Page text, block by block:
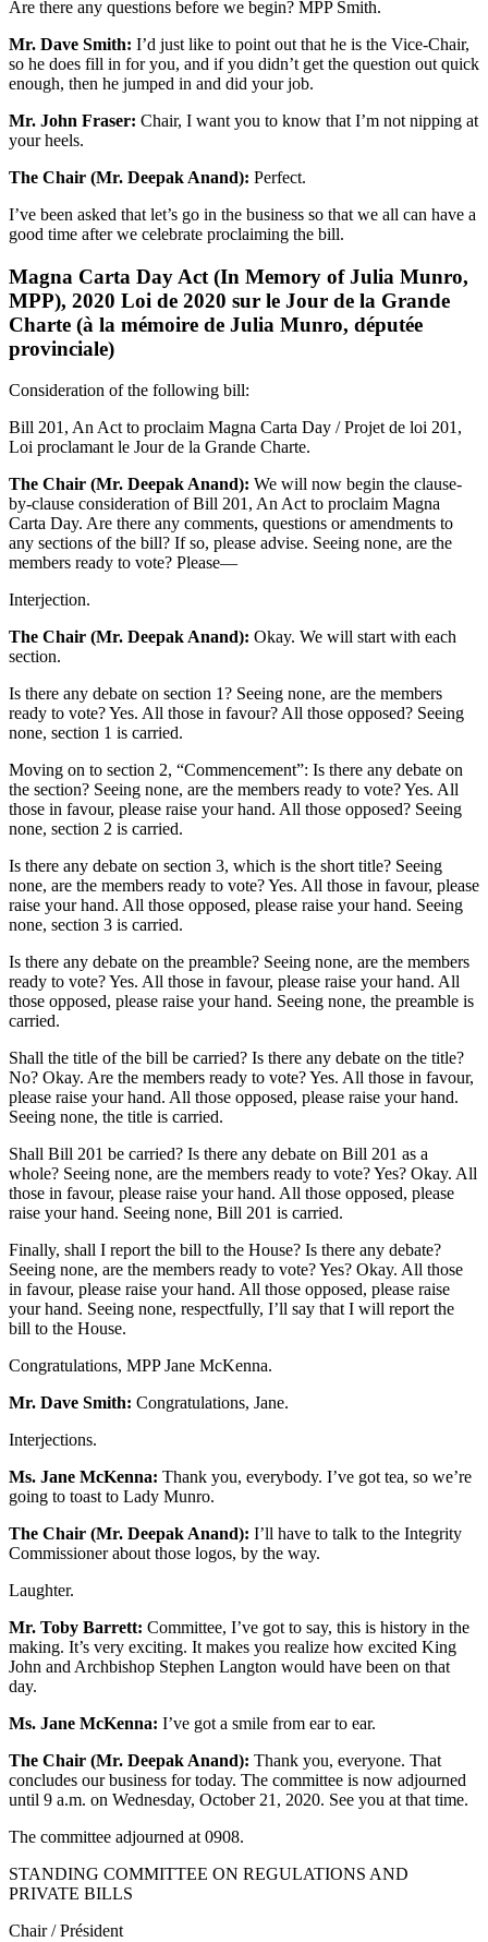
Are there any questions before we begin? MPP Smith.
Mr. Dave Smith: I’d just like to point out that he is the Vice-Chair,
so he does fill in for you, and if you didn’t get the question out quick
enough, then he jumped in and did your job.
Mr. John Fraser: Chair, I want you to know that I’m not nipping at
your heels.
The Chair (Mr. Deepak Anand): Perfect.
I’ve been asked that let’s go in the business so that we all can have a
good time after we celebrate proclaiming the bill.
Magna Carta Day Act (In Memory of Julia Munro,
MPP), 2020 Loi de 2020 sur le Jour de la Grande
Charte (à la mémoire de Julia Munro, députée
provinciale)
Consideration of the following bill:
Bill 201, An Act to proclaim Magna Carta Day / Projet de loi 201,
Loi proclamant le Jour de la Grande Charte.
The Chair (Mr. Deepak Anand): We will now begin the clause-
by-clause consideration of Bill 201, An Act to proclaim Magna
Carta Day. Are there any comments, questions or amendments to
any sections of the bill? If so, please advise. Seeing none, are the
members ready to vote? Please—
Interjection.
The Chair (Mr. Deepak Anand): Okay. We will start with each
section.
Is there any debate on section 1? Seeing none, are the members
ready to vote? Yes. All those in favour? All those opposed? Seeing
none, section 1 is carried.
Moving on to section 2, “Commencement”: Is there any debate on
the section? Seeing none, are the members ready to vote? Yes. All
those in favour, please raise your hand. All those opposed? Seeing
none, section 2 is carried.
Is there any debate on section 3, which is the short title? Seeing
none, are the members ready to vote? Yes. All those in favour, please
raise your hand. All those opposed, please raise your hand. Seeing
none, section 3 is carried.
Is there any debate on the preamble? Seeing none, are the members
ready to vote? Yes. All those in favour, please raise your hand. All
those opposed, please raise your hand. Seeing none, the preamble is
carried.
Shall the title of the bill be carried? Is there any debate on the title?
No? Okay. Are the members ready to vote? Yes. All those in favour,
please raise your hand. All those opposed, please raise your hand.
Seeing none, the title is carried.
Shall Bill 201 be carried? Is there any debate on Bill 201 as a
whole? Seeing none, are the members ready to vote? Yes? Okay. All
those in favour, please raise your hand. All those opposed, please
raise your hand. Seeing none, Bill 201 is carried.
Finally, shall I report the bill to the House? Is there any debate?
Seeing none, are the members ready to vote? Yes? Okay. All those
in favour, please raise your hand. All those opposed, please raise
your hand. Seeing none, respectfully, I’ll say that I will report the
bill to the House.
Congratulations, MPP Jane McKenna.
Mr. Dave Smith: Congratulations, Jane.
Interjections.
Ms. Jane McKenna: Thank you, everybody. I’ve got tea, so we’re
going to toast to Lady Munro.
The Chair (Mr. Deepak Anand): I’ll have to talk to the Integrity
Commissioner about those logos, by the way.
Laughter.
Mr. Toby Barrett: Committee, I’ve got to say, this is history in the
making. It’s very exciting. It makes you realize how excited King
John and Archbishop Stephen Langton would have been on that
day.
Ms. Jane McKenna: I’ve got a smile from ear to ear.
The Chair (Mr. Deepak Anand): Thank you, everyone. That
concludes our business for today. The committee is now adjourned
until 9 a.m. on Wednesday, October 21, 2020. See you at that time.
The committee adjourned at 0908.
STANDING COMMITTEE ON REGULATIONS AND
PRIVATE BILLS
Chair / Président